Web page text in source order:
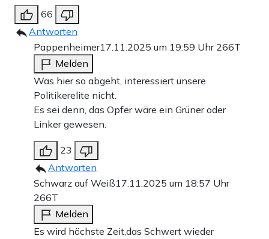
66
Antworten
Pappenheimer17.11.2025 um 19:59 Uhr 266T
Melden
Was hier so abgeht, interessiert unsere
Politikerelite nicht.
Es sei denn, das Opfer wäre ein Grüner oder
Linker gewesen.
23
Antworten
Schwarz auf Weiß17.11.2025 um 18:57 Uhr
266T
Melden
Es wird höchste Zeit,das Schwert wieder